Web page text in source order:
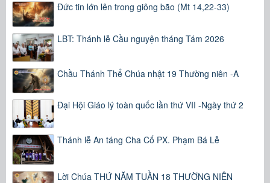
Đức tin lớn lên trong giông bão (Mt 14,22-33)
LBT: Thánh lễ Cầu nguyện tháng Tám 2026
Chầu Thánh Thể Chúa nhật 19 Thường niên -A
Đại Hội Giáo lý toàn quốc lần thứ VII -Ngày thứ 2
Thánh lễ An táng Cha Cố PX. Phạm Bá Lễ
Lời Chúa THỨ NĂM TUẦN 18 THƯỜNG NIÊN